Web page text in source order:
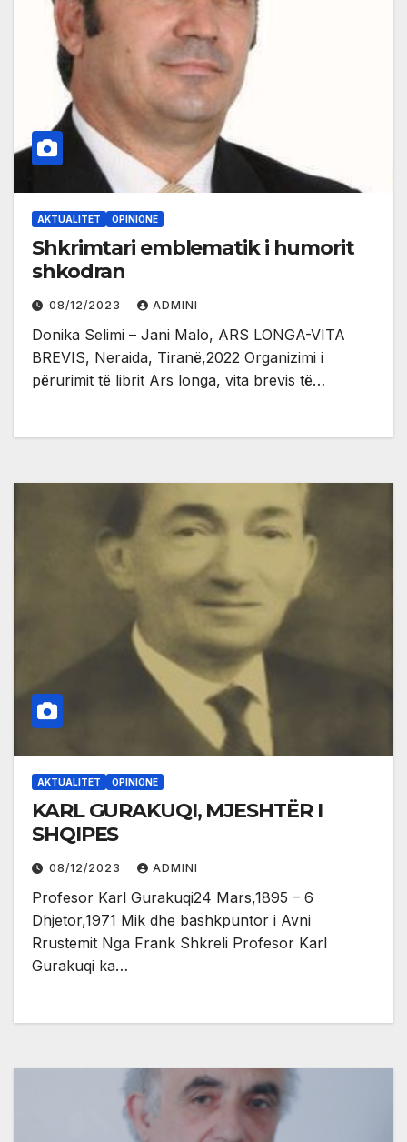
AKTUALITET OPINIONE
Shkrimtari emblematik i humorit
shkodran
08/12/2023 ADMINI
Donika Selimi – Jani Malo, ARS LONGA-VITA
BREVIS, Neraida, Tiranë,2022 Organizimi i
përurimit të librit Ars longa, vita brevis të…
AKTUALITET OPINIONE
KARL GURAKUQI, MJESHTËR I
SHQIPES
08/12/2023 ADMINI
Profesor Karl Gurakuqi24 Mars,1895 – 6
Dhjetor,1971 Mik dhe bashkpuntor i Avni
Rrustemit Nga Frank Shkreli Profesor Karl
Gurakuqi ka…